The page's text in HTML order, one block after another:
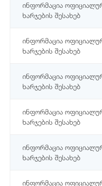
ინფორმაცია
ხარჯების შესახებ
ინფორმაცია
ხარჯების შესახებ
ინფორმაცია
ხარჯების შესახებ
ინფორმაცია
ხარჯების შესახებ
ინფორმაცია
ხარჯების შესახებ
ინფორმაცია